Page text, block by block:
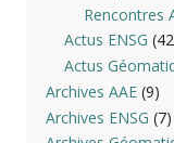
Rencontres
Actus ENSG
Actus
Archives AAE(9)
Archives ENSG (7)